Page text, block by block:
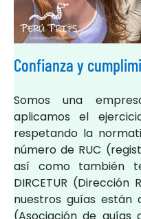
Confianza y
Somos una
aplicamos el
respetando la
número de RUC
así como también
DIRCETUR
nuestros guías están